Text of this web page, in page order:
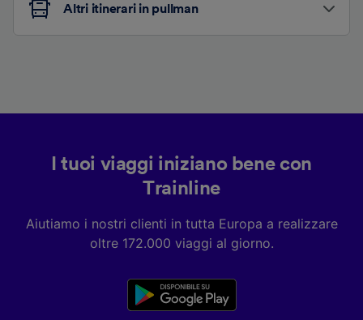
Altri itinerari in pullman
I tuoi viaggi iniziano bene con
Trainline
Aiutiamo i nostri clienti in tutta Europa a realizzare
oltre 172.000 viaggi al giorno.